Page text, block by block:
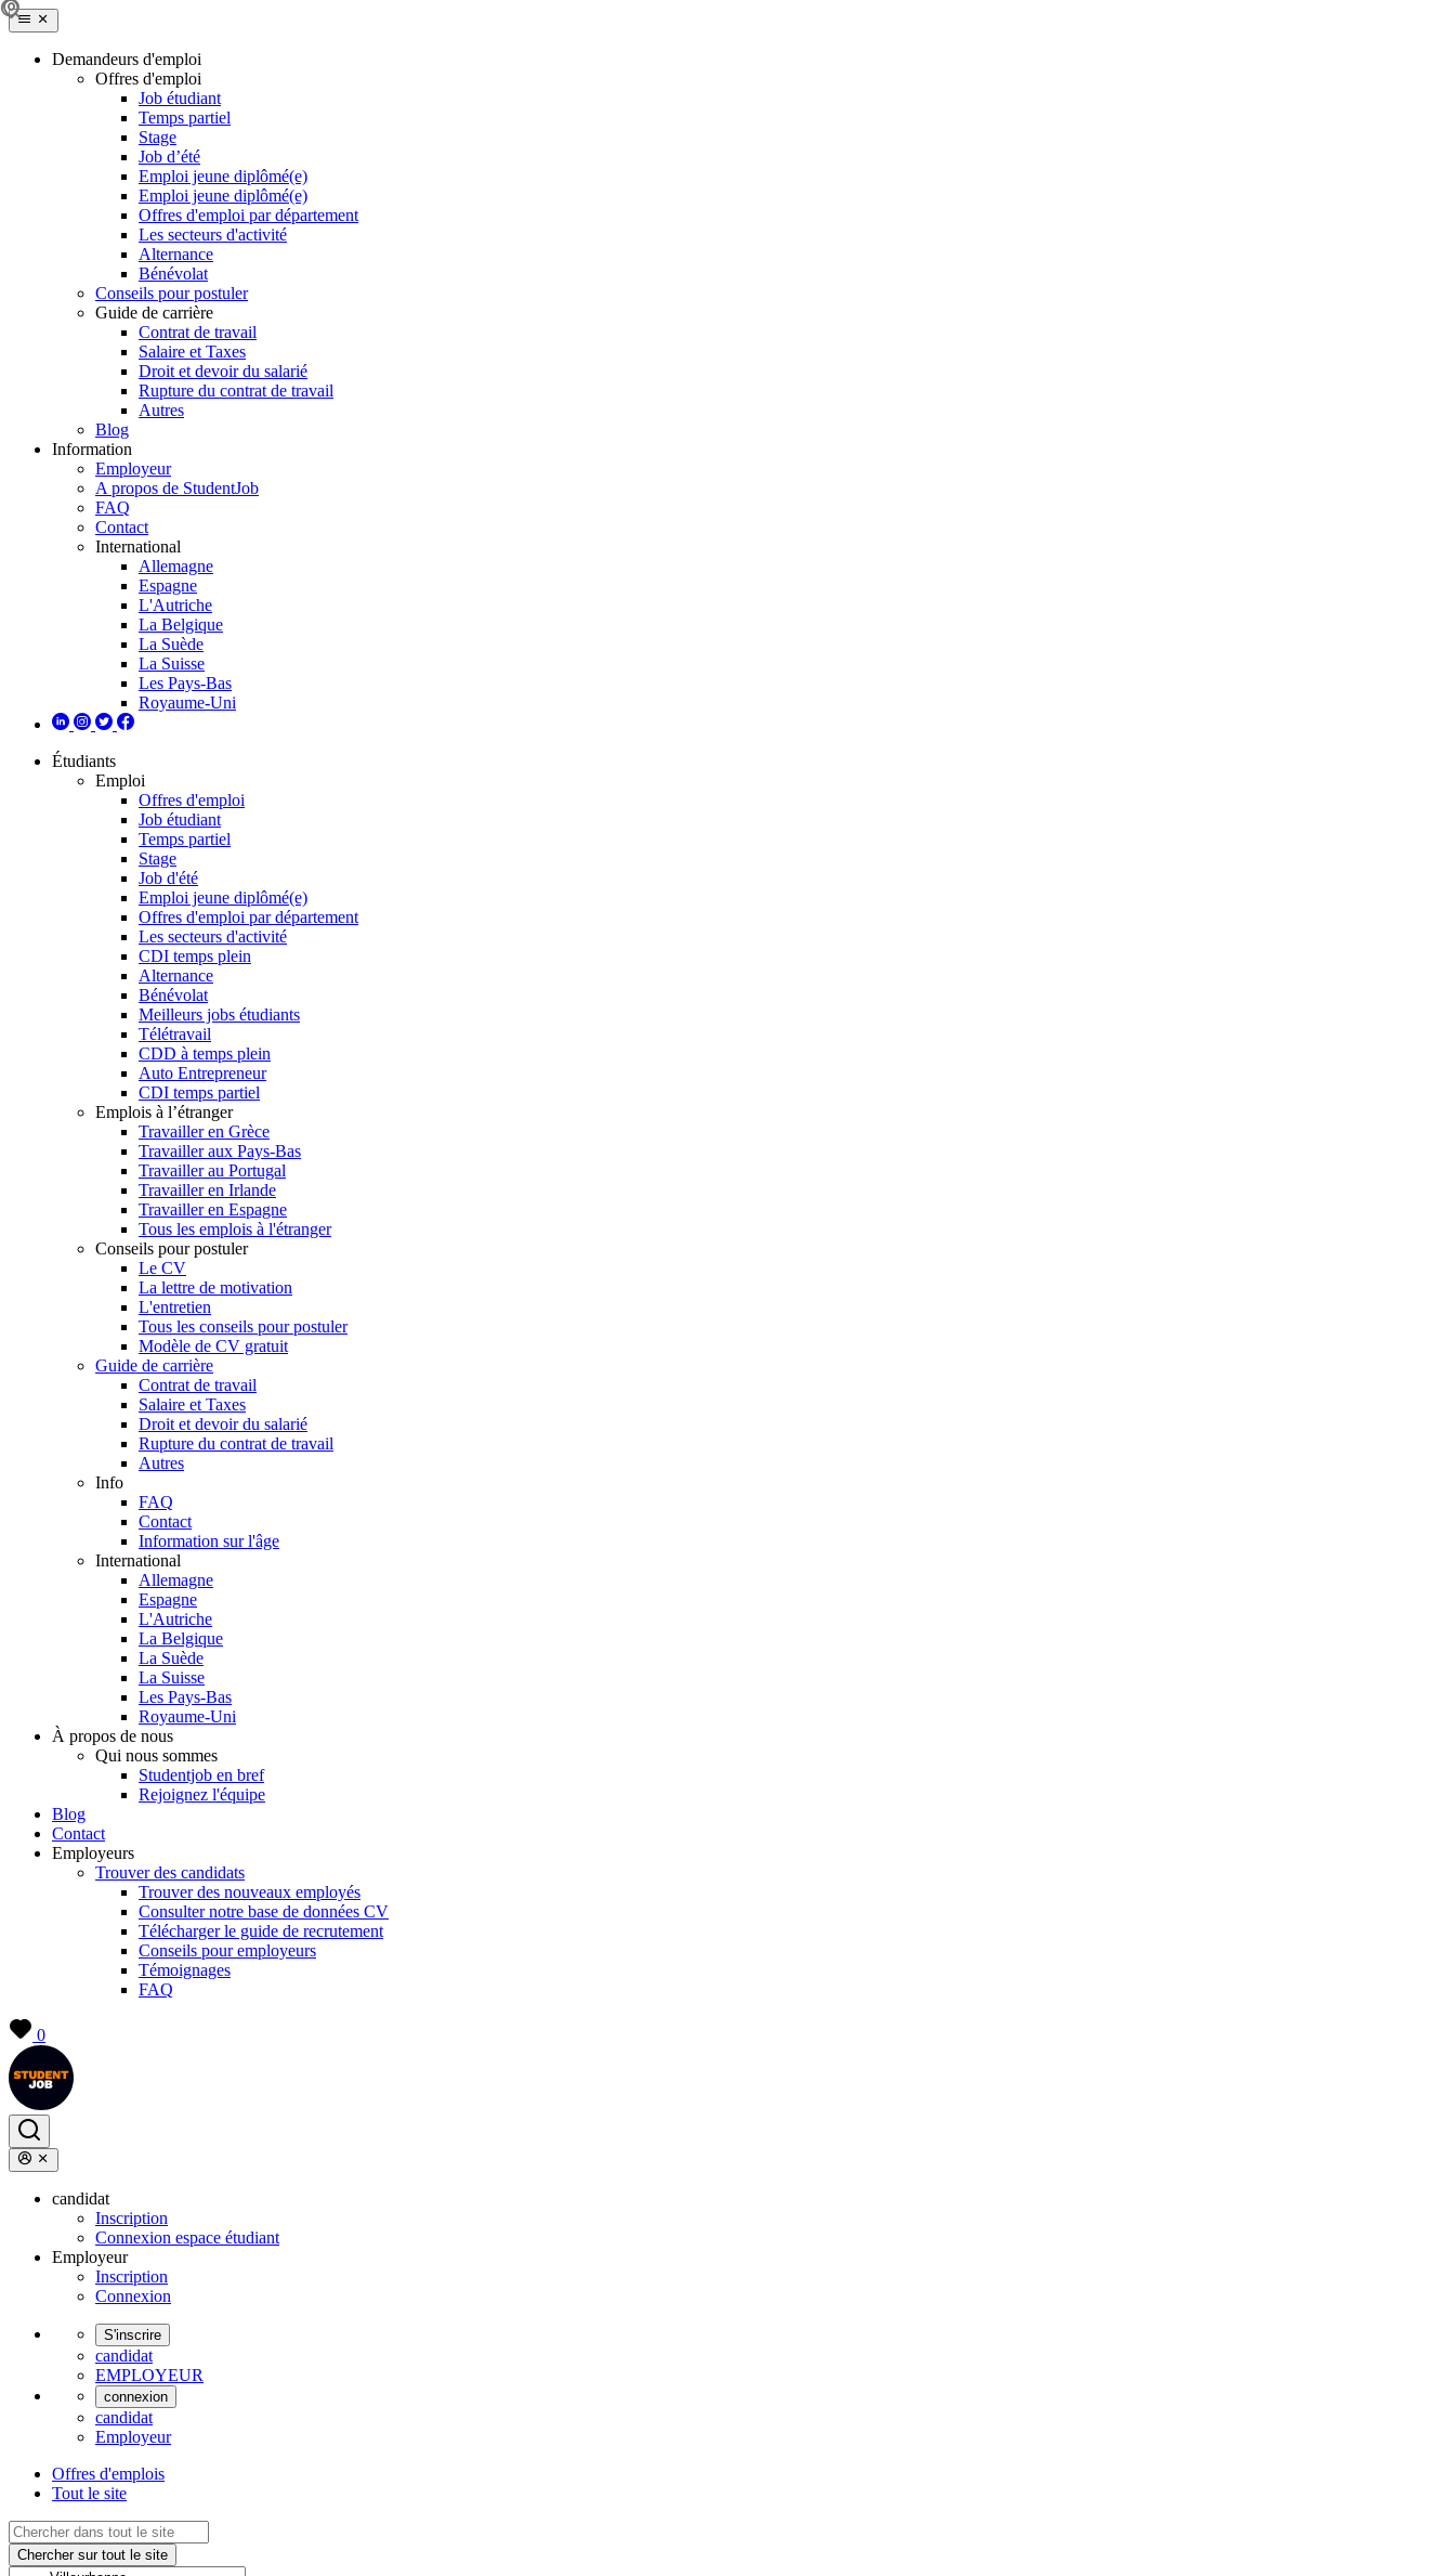
Demandeurs d'emploi
Offres d'emploi
Job étudiant
Temps partiel
Stage
Job d’été
Emploi jeune diplômé(e)
Emploi jeune diplômé(e)
Offres d'emploi par département
Les secteurs d'activité
Alternance
Bénévolat
Conseils pour postuler
Guide de carrière
Contrat de travail
Salaire et Taxes
Droit et devoir du salarié
Rupture du contrat de travail
Autres
Blog
Information
Employeur
A propos de StudentJob
FAQ
Contact
International
Allemagne
Espagne
L'Autriche
La Belgique
La Suède
La Suisse
Les Pays-Bas
Royaume-Uni
Étudiants
Emploi
Offres d'emploi
Job étudiant
Temps partiel
Stage
Job d'été
Emploi jeune diplômé(e)
Offres d'emploi par département
Les secteurs d'activité
CDI temps plein
Alternance
Bénévolat
Meilleurs jobs étudiants
Télétravail
CDD à temps plein
Auto Entrepreneur
CDI temps partiel
Emplois à l’étranger
Travailler en Grèce
Travailler aux Pays-Bas
Travailler au Portugal
Travailler en Irlande
Travailler en Espagne
Tous les emplois à l'étranger
Conseils pour postuler
Le CV
La lettre de motivation
L'entretien
Tous les conseils pour postuler
Modèle de CV gratuit
Guide de carrière
Contrat de travail
Salaire et Taxes
Droit et devoir du salarié
Rupture du contrat de travail
Autres
Info
FAQ
Contact
Information sur l'âge
International
Allemagne
Espagne
L'Autriche
La Belgique
La Suède
La Suisse
Les Pays-Bas
Royaume-Uni
À propos de nous
Qui nous sommes
Studentjob en bref
Rejoignez l'équipe
Blog
Contact
Employeurs
Trouver des candidats
Trouver des nouveaux employés
Consulter notre base de données CV
Télécharger le guide de recrutement
Conseils pour employeurs
Témoignages
FAQ
0
candidat
Inscription
Connexion espace étudiant
Employeur
Inscription
Connexion
S'inscrire
candidat
EMPLOYEUR
connexion
candidat
Employeur
Offres d'emplois
Tout le site